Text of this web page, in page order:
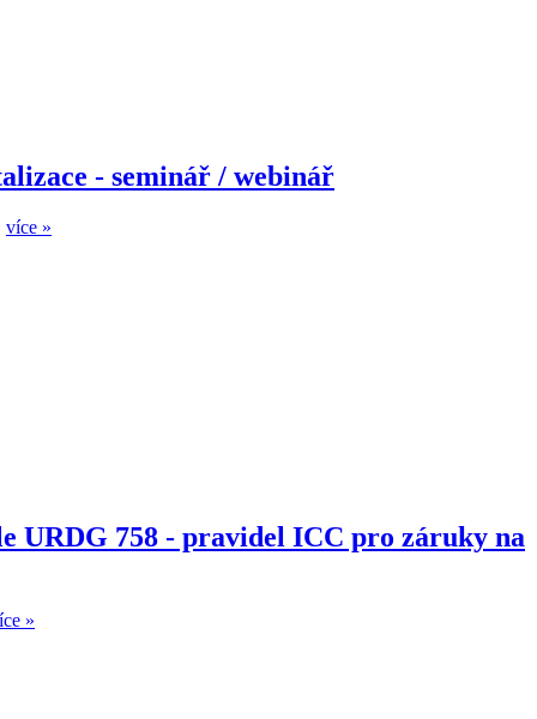
- seminář / webinář
více »
URDG 758 - pravidel ICC pro záruky na
»